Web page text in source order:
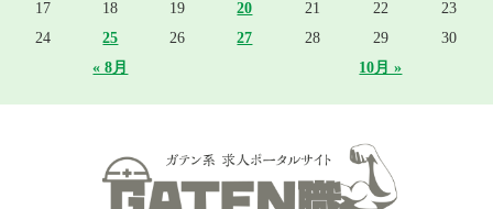
« 8月 10月 »
17
18 19 20 21 22
23
24
25 26 27 28 29 30